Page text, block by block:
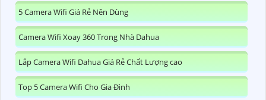
5 Camera Wifi Giá Rẻ Nên Dùng
Camera Wifi Xoay 360 Trong Nhà Dahua
Lắp Camera Wifi Dahua Giá Rẻ Chất Lượng cao
Top 5 Camera Wifi Cho Gia Đình